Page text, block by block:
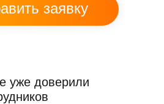
заявку
уже доверили